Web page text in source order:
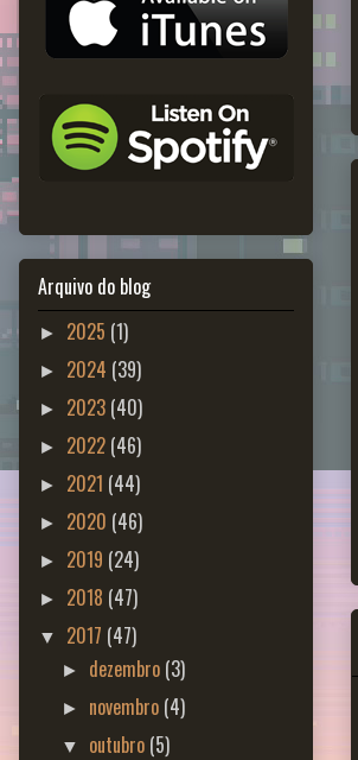
Arquivo do blog
► 2025 (1)
► 2024 (39)
► 2023 (40)
► 2022 (46)
► 2021 (44)
► 2020 (46)
► 2019 (24)
► 2018 (47)
▼ 2017 (47)
► dezembro (3)
► novembro (4)
▼ outubro (5)